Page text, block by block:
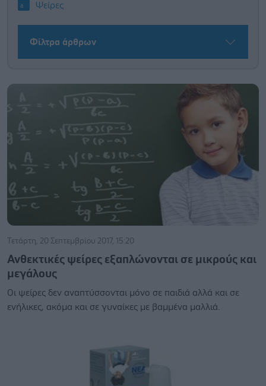
Ψείρες
Φίλτρα άρθρων
Τετάρτη, 20 Σεπτεμβρίου 2017, 15:20
Ανθεκτικές ψείρες εξαπλώνονται σε μικρούς και
μεγάλους
Oι ψείρες δεν αναπτύσσονται μόνο σε παιδιά αλλά και σε
ενήλικες, ακόμα και σε γυναίκες με βαμμένα μαλλιά.